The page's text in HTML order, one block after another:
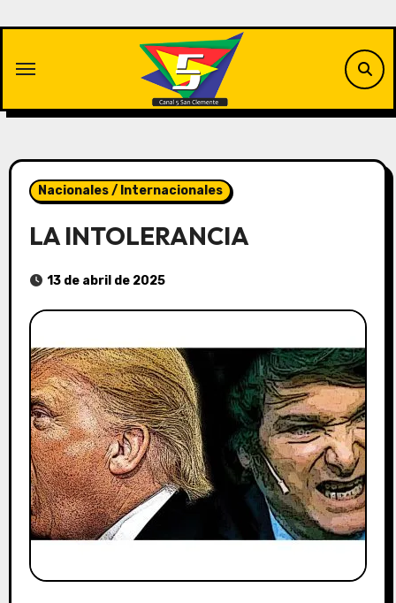
contenido
Nacionales / Internacionales
LA INTOLERANCIA
13 de abril de 2025